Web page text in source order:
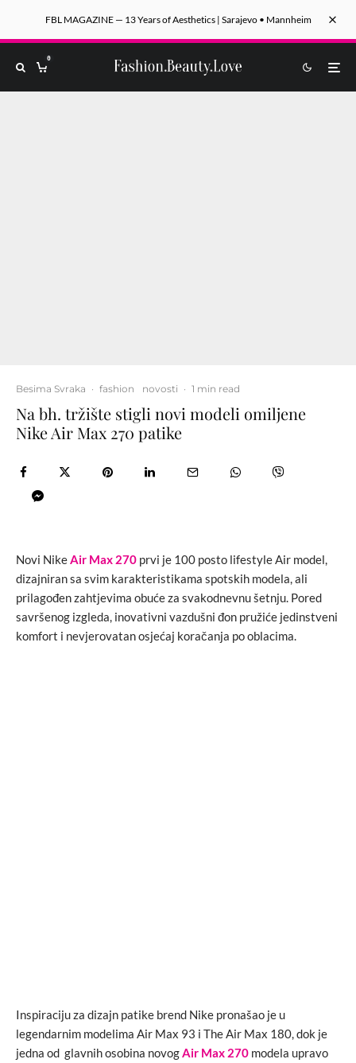
FBL MAGAZINE — 13 Years of Aesthetics | Sarajevo • Mannheim
0
Besima Svraka · fashion novosti · 1 min read
Na bh. tržište stigli novi modeli omiljene
Nike Air Max 270 patike
Novi NikeAir Max 270 prvi je 100 posto lifestyle Air model,
dizajniran sa svim karakteristikama spotskih modela, ali
prilagođen zahtjevima obuće za svakodnevnu šetnju. Pored
savršenog izgleda, inovativni vazdušni đon pružiće jedinstveni
komfort i nevjerovatan osjećaj koračanja po oblacima.
Inspiraciju za dizajn patike brend Nike pronašao je u
legendarnim modelima Air Max 93 i The Air Max 180, dok je
jedna od glavnih osobina novogAir Max 270 modela upravo